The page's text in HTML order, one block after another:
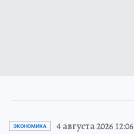
ЭКОНОМИКА 4 августа 2026 12:06